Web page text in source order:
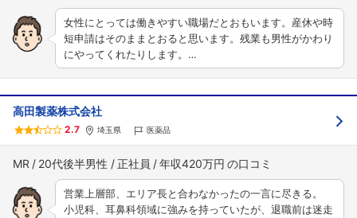
女性にとっては働きやすい職場だとおもいます。産休や時
短申請はそのままとおると思います。残業も男性がかわり
にやってくれたりします。…
高田製薬株式会社
2.7 埼玉県 医薬品
MR 20代後半男性 正社員 年収420万円
営業上層部、エリア長と合わなかったの一言に尽きる。
小児科、耳鼻科領域に強みを持っていたが、退職前は迷走